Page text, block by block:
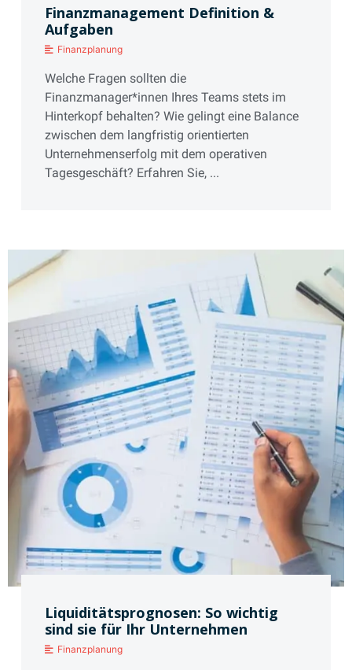
Finanzmanagement Definition &
Aufgaben
Finanzplanung
Welche Fragen sollten die
Finanzmanager*innen Ihres Teams stets im
Hinterkopf behalten? Wie gelingt eine Balance
zwischen dem langfristig orientierten
Unternehmenserfolg mit dem operativen
Tagesgeschäft? Erfahren Sie, ...
Liquiditätsprognosen: So wichtig
sind sie für Ihr Unternehmen
Finanzplanung